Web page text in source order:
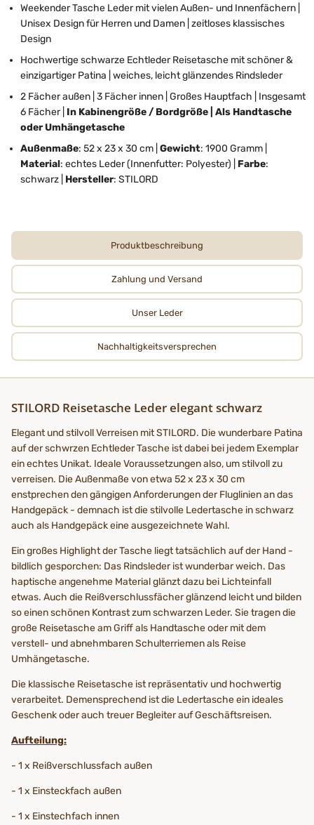
Weekender Tasche Leder mit vielen Außen- und Innenfächern |
Unisex Design für Herren und Damen | zeitloses klassisches
Design
Hochwertige schwarze Echtleder Reisetasche mit schöner &
einzigartiger Patina | weiches, leicht glänzendes Rindsleder
2 Fächer außen | 3 Fächer innen | Großes Hauptfach | Insgesamt
6 Fächer | In Kabinengröße / Bordgröße | Als Handtasche
oder Umhängetasche
Außenmaße: 52 x 23 x 30 cm | Gewicht: 1900 Gramm |
Material: echtes Leder (Innenfutter: Polyester) | Farbe:
schwarz | Hersteller: STILORD
Produktbeschreibung
Zahlung und Versand
Unser Leder
Nachhaltigkeits­­­versprechen
STILORD Reisetasche Leder elegant schwarz
Elegant und stilvoll Verreisen mit STILORD. Die wunderbare Patina
auf der schwrzen Echtleder Tasche ist dabei bei jedem Exemplar
ein echtes Unikat. Ideale Voraussetzungen also, um stilvoll zu
verreisen. Die Außenmaße von etwa 52 x 23 x 30 cm
enstprechen den gängigen Anforderungen der Fluglinien an das
Handgepäck - demnach ist die stilvolle Ledertasche in schwarz
auch als Handgepäck eine ausgezeichnete Wahl.
Ein großes Highlight der Tasche liegt tatsächlich auf der Hand -
bildlich gesporchen: Das Rindsleder ist wunderbar weich. Das
haptische angenehme Material glänzt dazu bei Lichteinfall
etwas. Auch die Reißverschlussfächer glänzend leicht und bilden
so einen schönen Kontrast zum schwarzen Leder. Sie tragen die
große Reisetasche am Griff als Handtasche oder mit dem
verstell- und abnehmbaren Schulterriemen als Reise
Umhängetasche.
Die klassische Reisetasche ist repräsentativ und hochwertig
verarbeitet. Demensprechend ist die Ledertasche ein ideales
Geschenk oder auch treuer Begleiter auf Geschäftsreisen.
Aufteilung:
- 1 x Reißverschlussfach außen
- 1 x Einsteckfach außen
- 1 x Einstechfach innen